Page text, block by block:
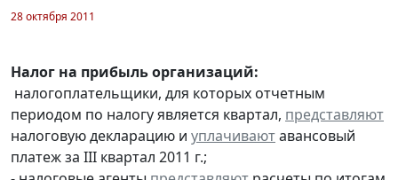
28 октября 2011
Налог на прибыль организаций:
налогоплательщики, для которых отчетным
периодом по налогу является квартал, представляют
налоговую декларацию и уплачиваютавансовый
платеж за III квартал 2011 г.;